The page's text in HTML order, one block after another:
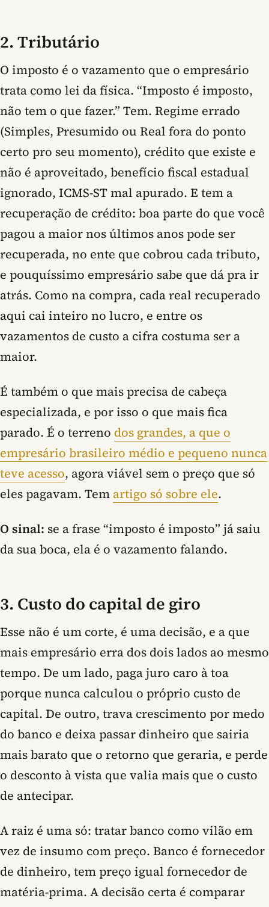
2. Tributário
O imposto é o vazamento que o empresário
trata como lei da física. “Imposto é imposto,
não tem o que fazer.” Tem. Regime errado
(Simples, Presumido ou Real fora do ponto
certo pro seu momento), crédito que existe e
não é aproveitado, benefício fiscal estadual
ignorado, ICMS-ST mal apurado. E tem a
recuperação de crédito: boa parte do que você
pagou a maior nos últimos anos pode ser
recuperada, no ente que cobrou cada tributo,
e pouquíssimo empresário sabe que dá pra ir
atrás. Como na compra, cada real recuperado
aqui cai inteiro no lucro, e entre os
vazamentos de custo a cifra costuma ser a
maior.
É também o que mais precisa de cabeça
especializada, e por isso o que mais fica
parado. É o terreno dos grandes, a que o
empresário brasileiro médio e pequeno nunca
teve acesso, agora viável sem o preço que só
eles pagavam. Tem artigo só sobre ele.
O sinal: se a frase “imposto é imposto” já saiu
da sua boca, ela é o vazamento falando.
3. Custo do capital de giro
Esse não é um corte, é uma decisão, e a que
mais empresário erra dos dois lados ao mesmo
tempo. De um lado, paga juro caro à toa
porque nunca calculou o próprio custo de
capital. De outro, trava crescimento por medo
do banco e deixa passar dinheiro que sairia
mais barato que o retorno que geraria, e perde
o desconto à vista que valia mais que o custo
de antecipar.
A raiz é uma só: tratar banco como vilão em
vez de insumo com preço. Banco é fornecedor
de dinheiro, tem preço igual fornecedor de
matéria-prima. A decisão certa é comparar